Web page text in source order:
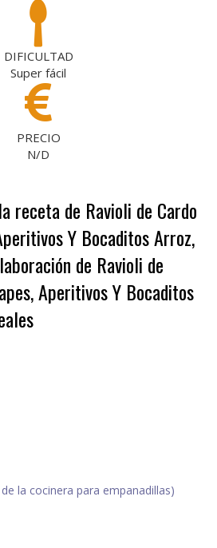
DIFICULTAD
Super fácil
PRECIO
N/D
receta de Ravioli de Cardo
Y Bocaditos Arroz,
de Ravioli de
Aperitivos Y Bocaditos
la cocinera para empanadillas)